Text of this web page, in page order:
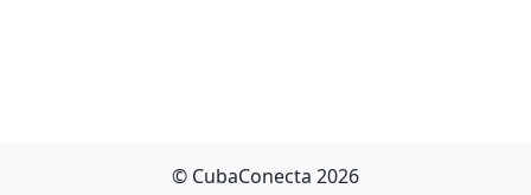
© CubaConecta 2026